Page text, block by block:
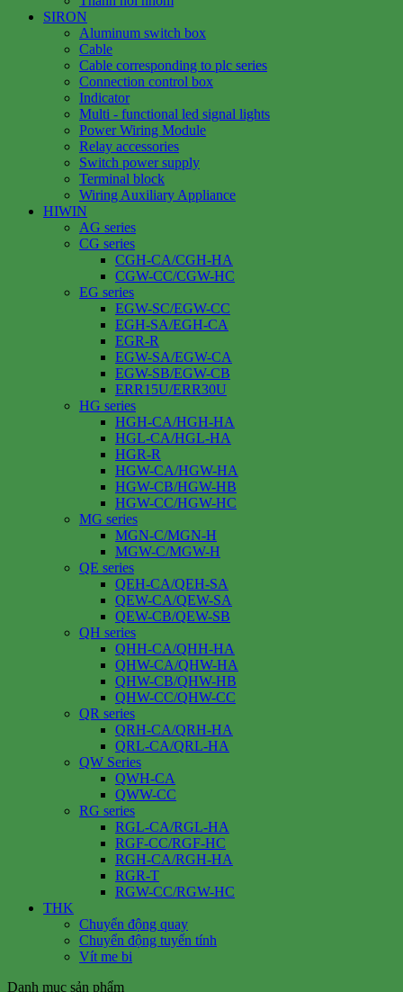
SIRON
Aluminum switch box
Cable
Cable corresponding to plc series
Connection control box
Indicator
Multi - functional led signal lights
Power Wiring Module
Relay accessories
Switch power supply
Terminal block
Wiring Auxiliary Appliance
HIWIN
AG series
CG series
CGH-CA/CGH-HA
CGW-CC/CGW-HC
EG series
EGW-SC/EGW-CC
EGH-SA/EGH-CA
EGR-R
EGW-SA/EGW-CA
EGW-SB/EGW-CB
ERR15U/ERR30U
HG series
HGH-CA/HGH-HA
HGL-CA/HGL-HA
HGR-R
HGW-CA/HGW-HA
HGW-CB/HGW-HB
HGW-CC/HGW-HC
MG series
MGN-C/MGN-H
MGW-C/MGW-H
QE series
QEH-CA/QEH-SA
QEW-CA/QEW-SA
QEW-CB/QEW-SB
QH series
QHH-CA/QHH-HA
QHW-CA/QHW-HA
QHW-CB/QHW-HB
QHW-CC/QHW-CC
QR series
QRH-CA/QRH-HA
QRL-CA/QRL-HA
QW Series
QWH-CA
QWW-CC
RG series
RGL-CA/RGL-HA
RGF-CC/RGF-HC
RGH-CA/RGH-HA
RGR-T
RGW-CC/RGW-HC
THK
Chuyển động quay
Chuyển động tuyến tính
Vít me bi
Danh mục sản phẩm